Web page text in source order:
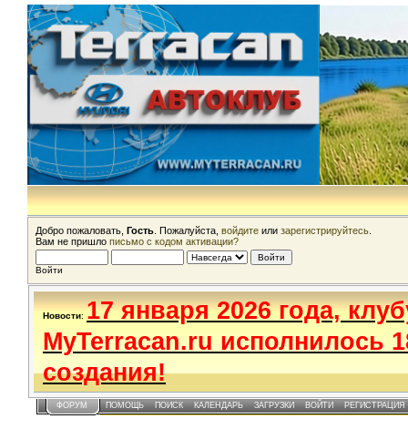
Добро пожаловать, Гость . Пожалуйста, войдите или зарегистрируйтесь
Вам не пришло письмо с кодом активации?
Войти
Новости: 17 января 2026 года,
MyTerracan.ru исполнилось
создания!
ФОРУМ ПОМОЩЬ ПОИСК КАЛЕНДАРЬ ЗАГРУЗКИ ВОЙТИ РЕГИСТРАЦИЯ